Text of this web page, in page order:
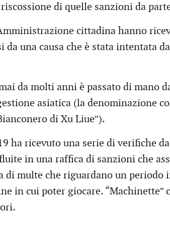
di quelle sanzioni da
cittadina hanno
da una causa che è stata intentata
da molti anni è passato di mano
asiatica (la denominazione
di Xu Liue”).
ha ricevuto una serie di verifiche
in una raffica di sanzioni che
di multe che riguardano un periodo
in cui poter giocare.